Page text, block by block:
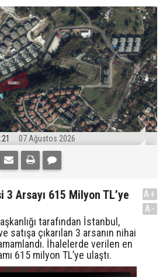
07 Ağustos 2026
Arsayı 615 Milyon TL’ye
tarafından İstanbul,
satışa çıkarılan 3 arsanın nihai
İhalelerde verilen en
615 milyon TL’ye ulaştı.
A+
A-